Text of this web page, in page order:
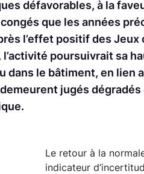
défavorables, à la
que les années
l’effet positif des
poursuivrait sa
dans le bâtiment, en lien
jugés
Le retour à la
indicateur